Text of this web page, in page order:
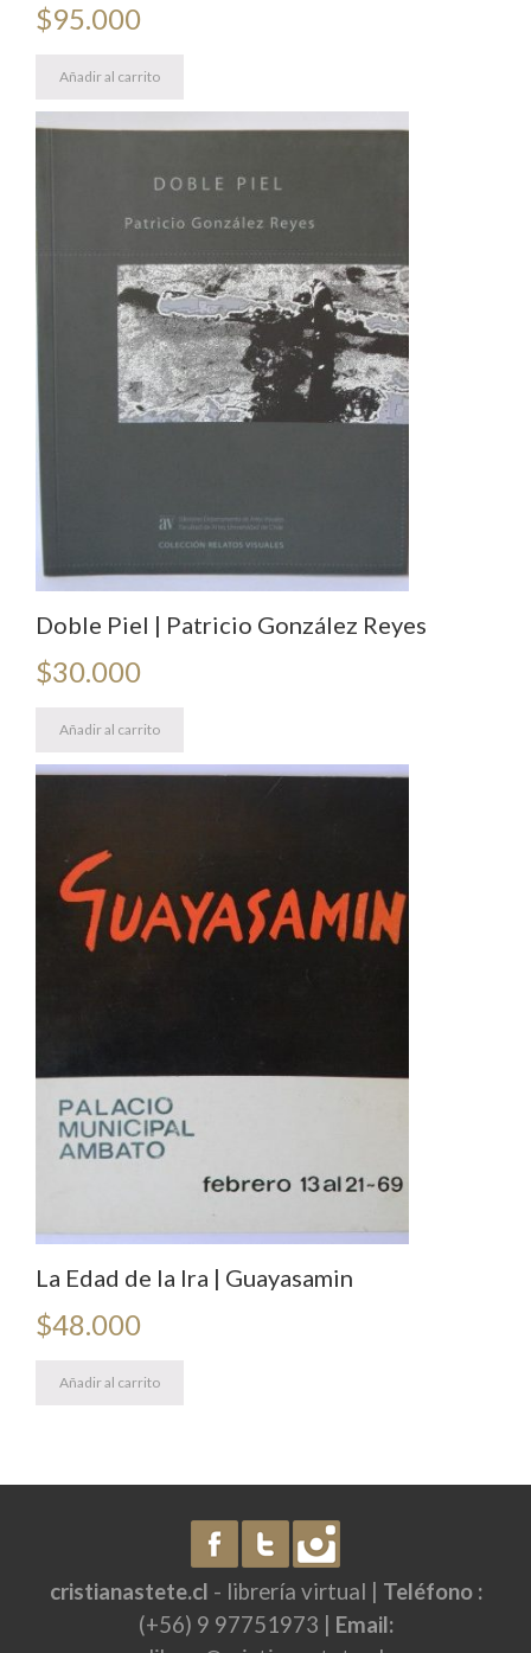
$95.000
Añadir al carrito
Doble Piel | Patricio González Reyes
$30.000
Añadir al carrito
La Edad de la Ira | Guayasamin
$48.000
Añadir al carrito
cristianastete.cl - librería virtual | Teléfono :
(+56) 9 97751973 | Email: